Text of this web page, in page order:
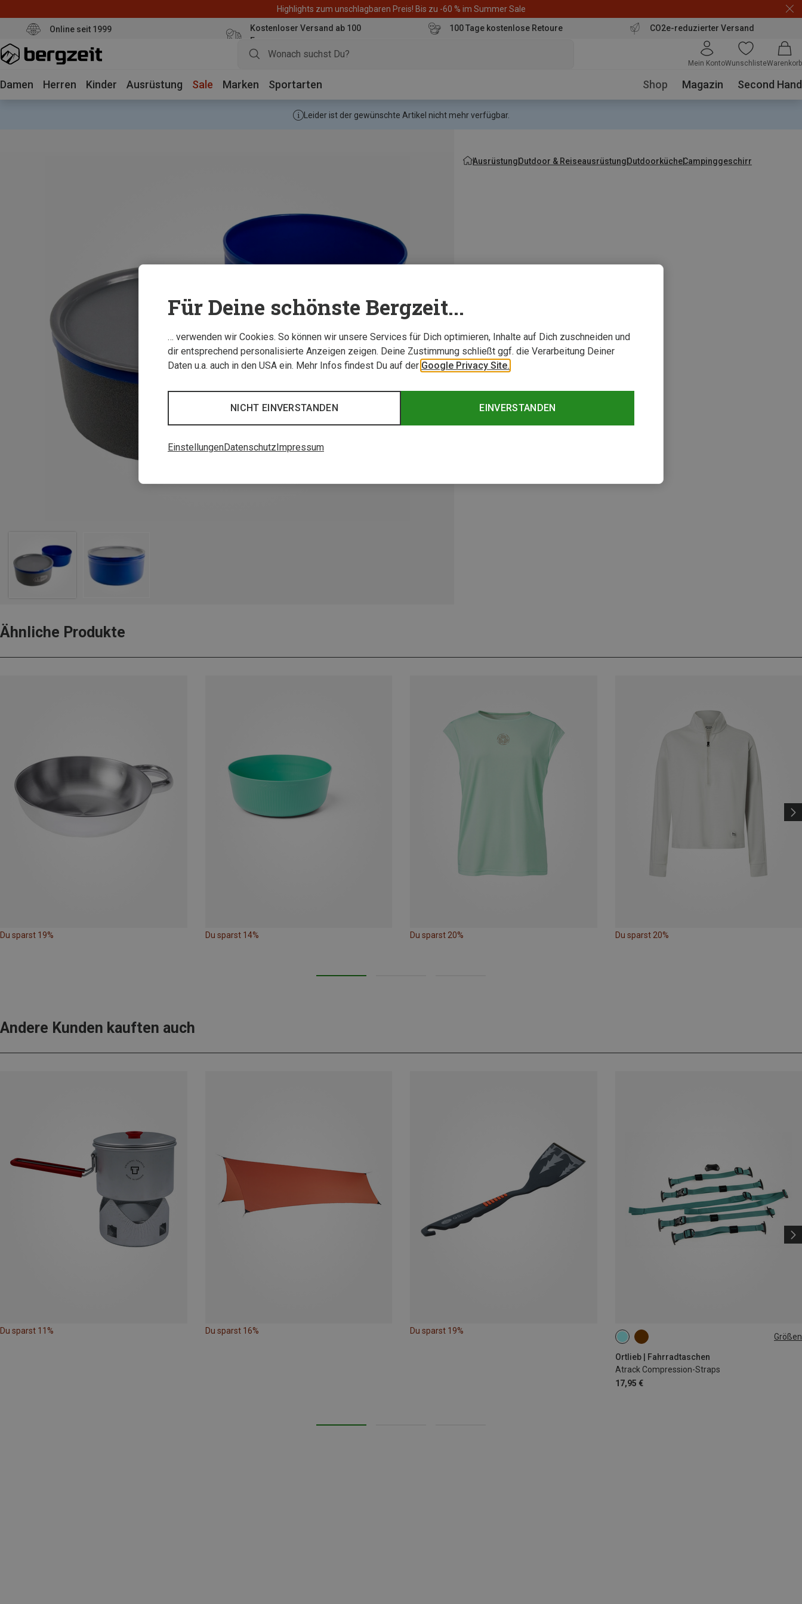
Highlights zum unschlagbaren Preis! Bis zu -60 % im Summer Sale
Online seit 1999
Kostenloser Versand ab 100
Euro
100 Tage kostenlose Retoure CO2e-reduzierter Versand
Mein KontoWunschlisteWarenkorb
Damen Herren Kinder Ausrüstung Sale Marken Sportarten Shop Magazin Second Hand
Leider ist der gewünschte Artikel nicht mehr verfügbar.
AusrüstungOutdoor & ReiseausrüstungOutdoorkücheCampinggeschirr
Ähnliche Produkte
Du sparst 19% Du sparst 14% Du sparst 20% Du sparst 20%
Andere Kunden kauften auch
Du sparst 11% Du sparst 16% Du sparst 19%
Größen
Ortlieb | Fahrradtaschen
Atrack Compression-Straps
17,95 €
ONE SIZE
Für Deine schönste Bergzeit...
… verwenden wir Cookies. So können wir unsere Services für Dich optimieren, Inhalte auf Dich zuschneiden und
dir entsprechend personalisierte Anzeigen zeigen. Deine Zustimmung schließt ggf. die Verarbeitung Deiner
Daten u.a. auch in den USA ein. Mehr Infos findest Du auf der Google Privacy Site.
EINVERSTANDEN
NICHT EINVERSTANDEN
EinstellungenDatenschutzImpressum